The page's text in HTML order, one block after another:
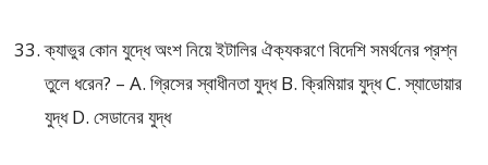
ক্যাভুর কোন যুদ্ধে অংশ নিয়ে ইটালির ঐক্যকরণে বিদেশি সমর্থনের প্রশ্ন
তুলে ধরেন? – A. গ্রিসের স্বাধীনতা যুদ্ধ B. ক্রিমিয়ার যুদ্ধ C. স্যাডোয়ার
যুদ্ধ D. সেডানের যুদ্ধ